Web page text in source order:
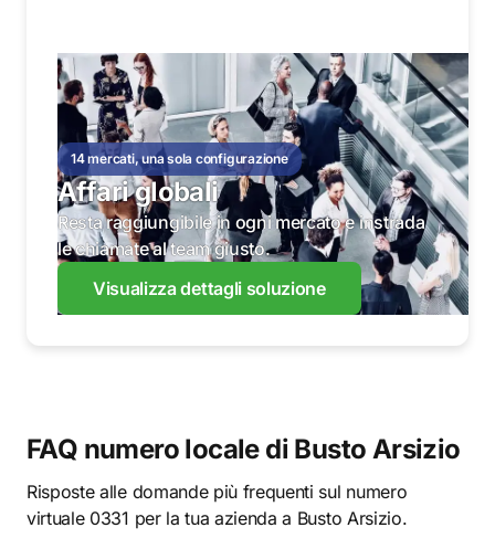
14 mercati, una sola configurazione
Affari globali
Resta raggiungibile in ogni mercato e instrada
le chiamate al team giusto.
Visualizza dettagli soluzione
FAQ numero locale di Busto Arsizio
Risposte alle domande più frequenti sul numero
virtuale 0331 per la tua azienda a Busto Arsizio.